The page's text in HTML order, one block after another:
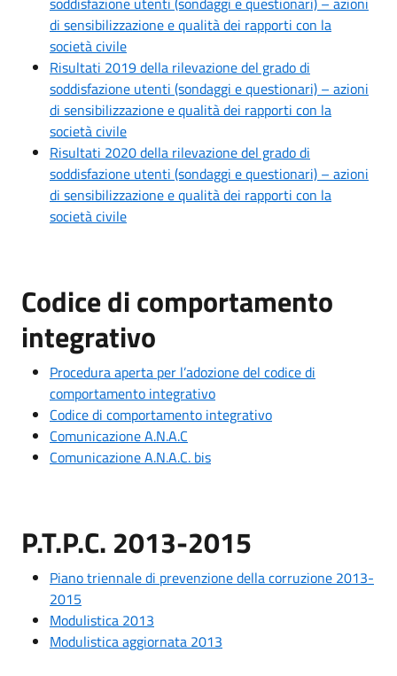
di sensibilizzazione e qualità dei rapporti con la
società civile
Risultati 2019 della rilevazione del grado di
soddisfazione utenti (sondaggi e questionari) – azioni
di sensibilizzazione e qualità dei rapporti con la
società civile
Risultati 2020 della rilevazione del grado di
soddisfazione utenti (sondaggi e questionari) – azioni
di sensibilizzazione e qualità dei rapporti con la
società civile
Codice di comportamento
integrativo
Procedura aperta per l’adozione del codice di
comportamento integrativo
Codice di comportamento integrativo
Comunicazione A.N.A.C
Comunicazione A.N.A.C. bis
P.T.P.C. 2013-2015
Piano triennale di prevenzione della corruzione 2013-
2015
Modulistica 2013
Modulistica aggiornata 2013